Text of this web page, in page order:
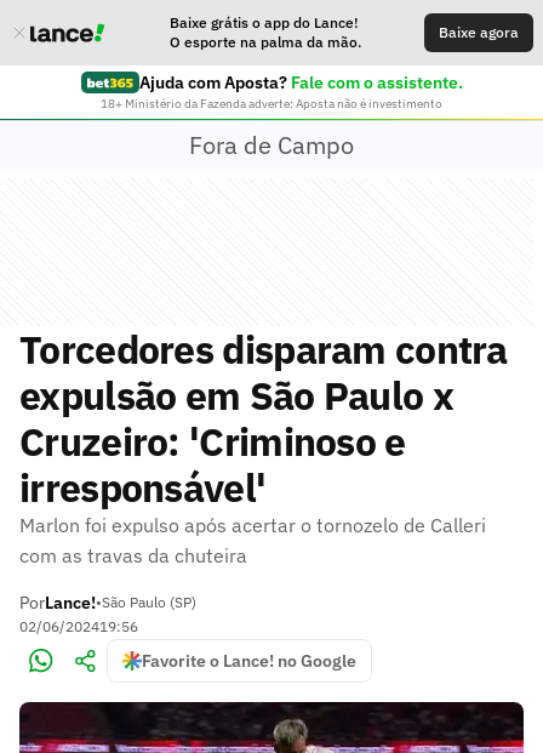
Baixe grátis o app do Lance!
O esporte na palma da mão.
Baixe agora
Ajuda com Aposta? Fale com o assistente.
18+ Ministério da Fazenda adverte: Aposta não é investimento
Fora de Campo
Torcedores disparam contra
expulsão em São Paulo x
Cruzeiro: 'Criminoso e
irresponsável'
Marlon foi expulso após acertar o tornozelo de Calleri
com as travas da chuteira
PorLance!•São Paulo (SP)
02/06/202419:56
Favorite o Lance! no Google